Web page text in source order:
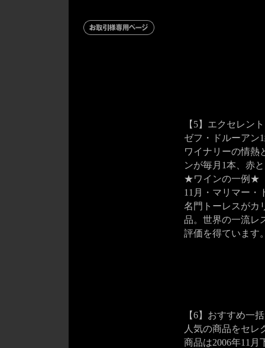
【5】エクセレン
ゼフ・ドルーアン
ワイナリーの情熱
ンが毎月1本、赤
★ワインの一例★
11月・マリマー
名門トーレスがカ
品。世界の一流レ
評価を得ています
【6】おすすめ一
人気の商品をセレ
商品は2006年11月